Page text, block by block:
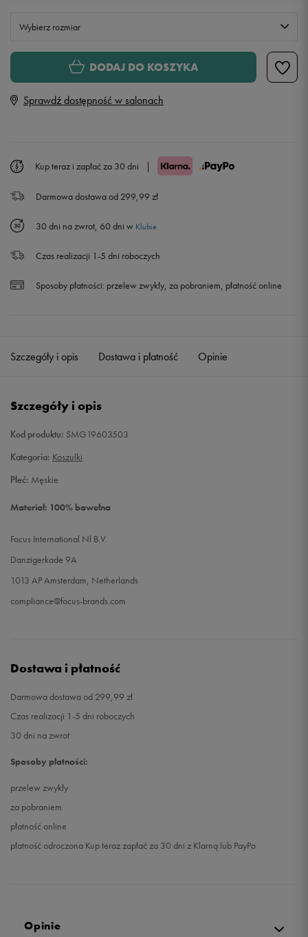
Wybierz rozmiar
M
XL Powiadom o dostępności
DODAJ DO KOSZYKA
Sprawdź dostępność w salonach
Kup teraz i zapłać za 30 dni |
Darmowa dostawa od 299,99 zł
30 dni na zwrot, 60 dni w Klubie
Czas realizacji 1-5 dni roboczych
Sposoby płatności: przelew zwykły, za pobraniem, płatność online
Szczegóły i opis Dostawa i płatność Opinie
Szczegóły i opis
Kod produktu: SMG19603503
Kategoria: Koszulki
Płeć: Męskie
Materiał: 100% bawełna
Focus International Nl B.V.
Danzigerkade 9A
1013 AP Amsterdam, Netherlands
compliance@focus-brands.com
Dostawa i płatność
Darmowa dostawa od 299,99 zł
Czas realizacji 1-5 dni roboczych
30 dni na zwrot
Sposoby płatności:
przelew zwykły
za pobraniem
płatność online
płatność odroczona Kup teraz zapłać za 30 dni z Klarną lub PayPo
Opinie